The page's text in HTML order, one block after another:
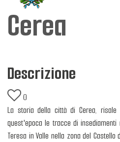
Cerea
Descrizione
0
La storia della città di Cerea,
quest'epoca le tracce di
Teresa in Valle nella zona del